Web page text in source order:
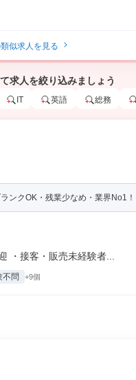
似求人を見る
求人を絞り込みましょう
IT 英語 総務
クOK・残業少なめ・業界No1！
・接客・販売未経験者...
不問 +9個